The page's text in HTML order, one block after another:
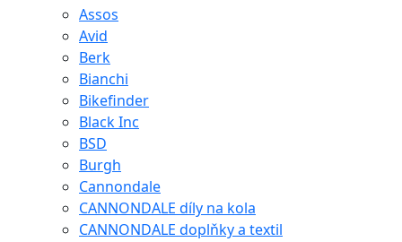
Assos
Avid
Berk
Bianchi
Bikefinder
Black Inc
BSD
Burgh
Cannondale
CANNONDALE díly na kola
CANNONDALE doplňky a textil